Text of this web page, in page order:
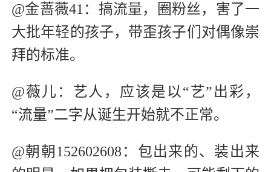
@金蔷薇41：搞流量，圈粉丝，害了一
大批年轻的孩子，带歪孩子们对偶像崇
拜的标准。
@薇儿：艺人，应该是以“艺”出彩，
“流量”二字从诞生开始就不正常。
@朝朝152602608：包出来的、装出来